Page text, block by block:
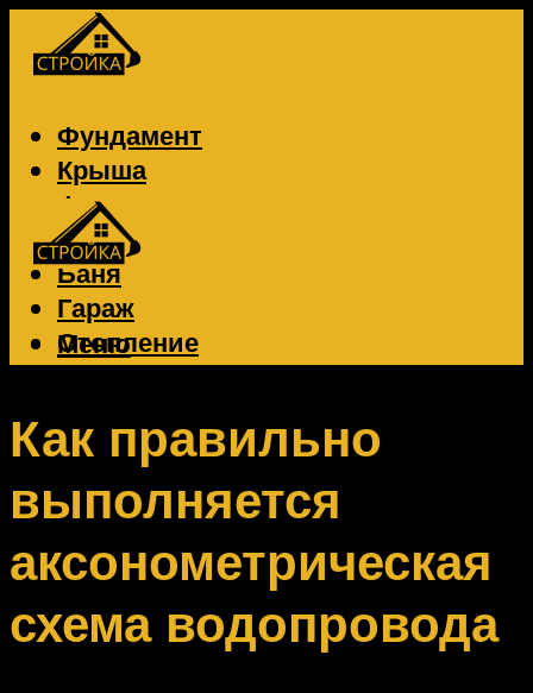
Фундамент
Крыша
Фасад
Забор
Баня
Гараж
Отопление
Вентиляция
Меню
Меню
Как правильно
выполняется
аксонометрическая
схема водопровода